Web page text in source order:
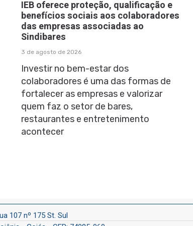
IEB oferece proteção, qualificação e
benefícios sociais aos colaboradores
das empresas associadas ao
Sindibares
3 de agosto de 2026
Investir no bem-estar dos
colaboradores é uma das formas de
fortalecer as empresas e valorizar
quem faz o setor de bares,
restaurantes e entretenimento
acontecer
107 nº 175 St. Sul